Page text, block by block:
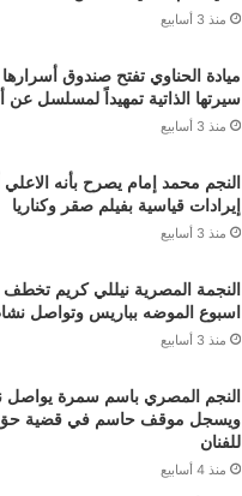
منذ 3 أسابيع
ميادة الحناوي تفتح صندوق أسرارها
سيرتها الذاتية تمهيداً لمسلسل عن
منذ 3 أسابيع
النجم محمد إمام يصرح بأنه
إيرادات قياسية بفيلم صقر وكناريا
منذ 3 أسابيع
النجمة المصرية نيللي كريم تخطف
اسبوع الموضه بباريس وتواصل
منذ 3 أسابيع
النجم المصري باسم سمرة يواصل
ويسجل موقف حاسم في قضية حق
للفنان
منذ 4 أسابيع